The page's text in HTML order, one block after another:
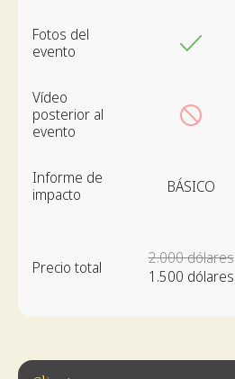
Fotos del
evento
Vídeo
posterior al
evento
Informe de
impacto
BÁSICO
Precio total
2.000 dólares
1.500 dólares